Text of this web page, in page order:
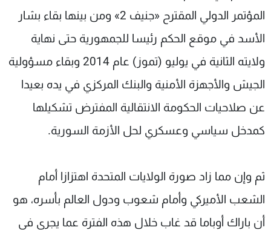
المؤتمر الدولي المقترح «جنيف 2» ومن بينها بقاء بشار
الأسد في موقع الحكم رئيسا للجمهورية حتى نهاية
ولايته الثانية في يوليو (تموز) عام 2014 وبقاء مسؤولية
الجيش والأجهزة الأمنية والبنك المركزي في يده بعيدا
عن صلاحيات الحكومة الانتقالية المفترض تشكيلها
كمدخل سياسي وعسكري لحل الأزمة السورية.
ثم وإن مما زاد صورة الولايات المتحدة اهتزازا أمام
الشعب الأميركي وأمام شعوب ودول العالم بأسره، هو
أن باراك أوباما قد غاب خلال هذه الفترة عما يجري في